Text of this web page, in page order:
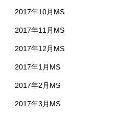
2017年10月MS
2017年11月MS
2017年12月MS
2017年1月MS
2017年2月MS
2017年3月MS